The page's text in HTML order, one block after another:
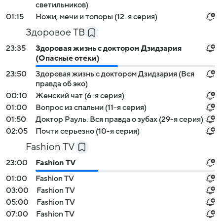
светильников)
01:15
Ножи, мечи и топоры (12-я серия)
Здоровое ТВ
23:35
Здоровая жизнь с доктором Дзидзария
(Опасные отеки)
23:50
Здоровая жизнь с доктором Дзидзария (Вся
правда об эко)
00:10
Жeнский чат (6-я серия)
01:00
Вопрос из спальни (11-я серия)
01:50
Доктор Рауль. Вся правда о зубах (29-я серия)
02:05
Почти серьезно (10-я серия)
Fashion TV
23:00
Fashion TV
01:00
Fashion TV
03:00
Fashion TV
05:00
Fashion TV
07:00
Fashion TV